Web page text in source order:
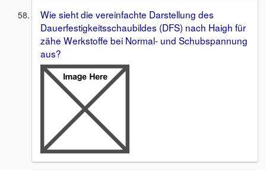
Wie sieht die vereinfachte Darstellung des
Dauerfestigkeitsschaubildes (DFS) nach Haigh für
zähe Werkstoffe bei Normal- und Schubspannung
aus?